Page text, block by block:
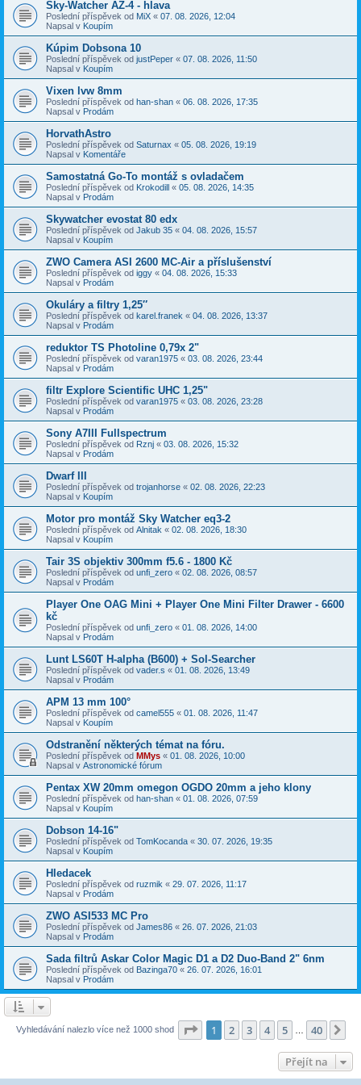
Sky-Watcher AZ-4 - hlava
Poslední příspěvek od MiX « 07. 08. 2026, 12:04
Napsal v Koupím
Kúpim Dobsona 10
Poslední příspěvek od justPeper « 07. 08. 2026, 11:50
Napsal v Koupím
Vixen lvw 8mm
Poslední příspěvek od han-shan « 06. 08. 2026, 17:35
Napsal v Prodám
HorvathAstro
Poslední příspěvek od Saturnax « 05. 08. 2026, 19:19
Napsal v Komentáře
Samostatná Go-To montáž s ovladačem
Poslední příspěvek od Krokodill « 05. 08. 2026, 14:35
Napsal v Prodám
Skywatcher evostat 80 edx
Poslední příspěvek od Jakub 35 « 04. 08. 2026, 15:57
Napsal v Koupím
ZWO Camera ASI 2600 MC-Air a příslušenství
Poslední příspěvek od iggy « 04. 08. 2026, 15:33
Napsal v Prodám
Okuláry a filtry 1,25″
Poslední příspěvek od karel.franek « 04. 08. 2026, 13:37
Napsal v Prodám
reduktor TS Photoline 0,79x 2"
Poslední příspěvek od varan1975 « 03. 08. 2026, 23:44
Napsal v Prodám
filtr Explore Scientific UHC 1,25"
Poslední příspěvek od varan1975 « 03. 08. 2026, 23:28
Napsal v Prodám
Sony A7III Fullspectrum
Poslední příspěvek od Rznj « 03. 08. 2026, 15:32
Napsal v Prodám
Dwarf III
Poslední příspěvek od trojanhorse « 02. 08. 2026, 22:23
Napsal v Koupím
Motor pro montáž Sky Watcher eq3-2
Poslední příspěvek od Alnitak « 02. 08. 2026, 18:30
Napsal v Koupím
Tair 3S objektiv 300mm f5.6 - 1800 Kč
Poslední příspěvek od unfi_zero « 02. 08. 2026, 08:57
Napsal v Prodám
Player One OAG Mini + Player One Mini Filter Drawer - 6600
kč
Poslední příspěvek od unfi_zero « 01. 08. 2026, 14:00
Napsal v Prodám
Lunt LS60T H-alpha (B600) + Sol-Searcher
Poslední příspěvek od vader.s « 01. 08. 2026, 13:49
Napsal v Prodám
APM 13 mm 100°
Poslední příspěvek od camel555 « 01. 08. 2026, 11:47
Napsal v Koupím
Odstranění některých témat na fóru.
Poslední příspěvek od MMys « 01. 08. 2026, 10:00
Napsal v Astronomické fórum
Pentax XW 20mm omegon OGDO 20mm a jeho klony
Poslední příspěvek od han-shan « 01. 08. 2026, 07:59
Napsal v Koupím
Dobson 14-16"
Poslední příspěvek od TomKocanda « 30. 07. 2026, 19:35
Napsal v Koupím
Hledacek
Poslední příspěvek od ruzmik « 29. 07. 2026, 11:17
Napsal v Prodám
ZWO ASI533 MC Pro
Poslední příspěvek od James86 « 26. 07. 2026, 21:03
Napsal v Prodám
Sada filtrů Askar Color Magic D1 a D2 Duo-Band 2" 6nm
Poslední příspěvek od Bazinga70 « 26. 07. 2026, 16:01
Napsal v Prodám
Vyhledávání nalezlo více než 1000 shod Stránka z 40
1 2 3 4 5 40
Přejít na